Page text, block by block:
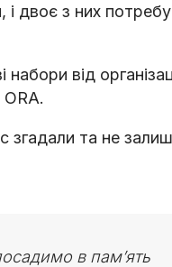
і двоє з них
від
згадали та не
в пам’ять